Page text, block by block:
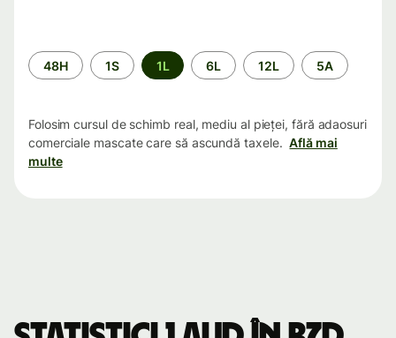
Perioada
48H 1S 1L 6L 12L 5A
Folosim cursul de schimb real, mediu al pieței, fără adaosuri
comerciale mascate care să ascundă taxele. Află mai
multe